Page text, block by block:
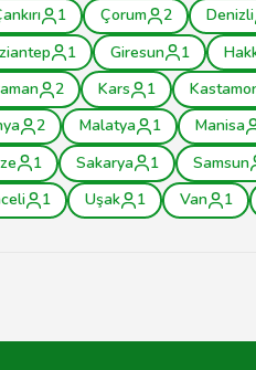
1 Çorum 2 Denizli
1 Giresun 1
2 Kars 1
2 Malatya 1 Manisa
1 Sakarya 1 Samsun
1 Uşak 1 Van 1